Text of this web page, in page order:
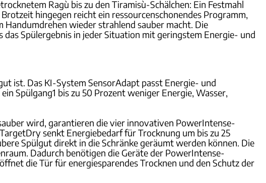
Ragù bis zu den Tiramisù-Schälchen: Ein Festmahl
hingegen reicht ein ressourcenschonendes Programm,
Handumdrehen wieder strahlend sauber macht. Die
Spülergebnis in jeder Situation mit geringstem Energie- und
ist. Das KI-System SensorAdapt passt Energie- und
Spülgang1 bis zu 50 Prozent weniger Energie, Wasser,
wird, garantieren die vier innovativen PowerIntense-
senkt Energiebedarf für Trocknung um bis zu 25
Spülgut direkt in die Schränke geräumt werden können. Die
Dadurch benötigen die Geräte der PowerIntense-
die Tür für energiesparendes Trocknen und den Schutz der